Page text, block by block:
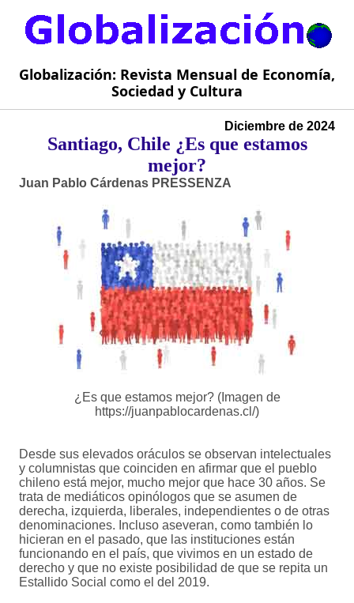
Globalización: Revista Mensual de Economía,
Sociedad y Cultura
Diciembre de 2024
Santiago, Chile ¿Es que estamos
mejor?
Juan Pablo Cárdenas PRESSENZA
¿Es que estamos mejor? (Imagen de
https://juanpablocardenas.cl/)
Desde sus elevados oráculos se observan intelectuales
y columnistas que coinciden en afirmar que el pueblo
chileno está mejor, mucho mejor que hace 30 años. Se
trata de mediáticos opinólogos que se asumen de
derecha, izquierda, liberales, independientes o de otras
denominaciones. Incluso aseveran, como también lo
hicieran en el pasado, que las instituciones están
funcionando en el país, que vivimos en un estado de
derecho y que no existe posibilidad de que se repita un
Estallido Social como el del 2019.